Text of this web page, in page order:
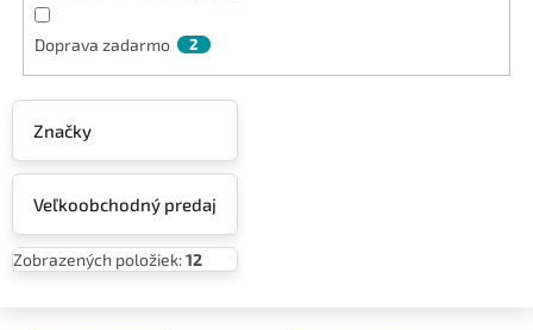
Doprava zadarmo 2
Značky
Veľkoobchodný predaj
Zobrazených položiek:12